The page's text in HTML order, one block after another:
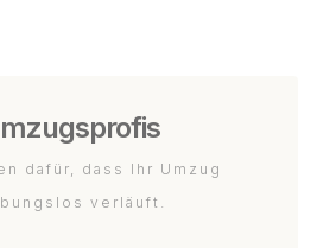
dafür, dass Ihr Umzug
verläuft.